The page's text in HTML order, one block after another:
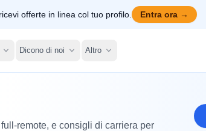
offerte in linea col tuo profilo. Entra ora →
Dicono di noi Altro
remote, e consigli di carriera per